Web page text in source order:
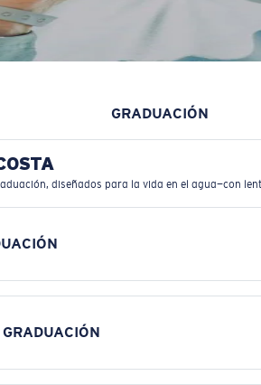
GRADUACIÓN
diseñados para la vida en el agua—con